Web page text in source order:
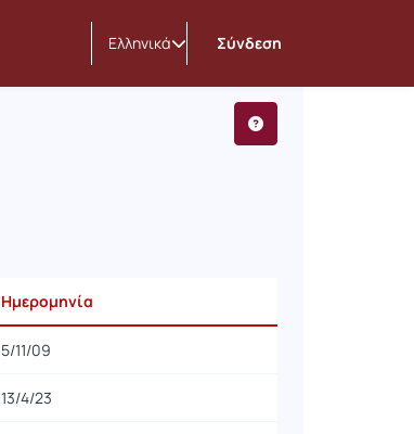
Ελληνικά Σύνδεση
Ημερομηνία
5/11/09
13/4/23